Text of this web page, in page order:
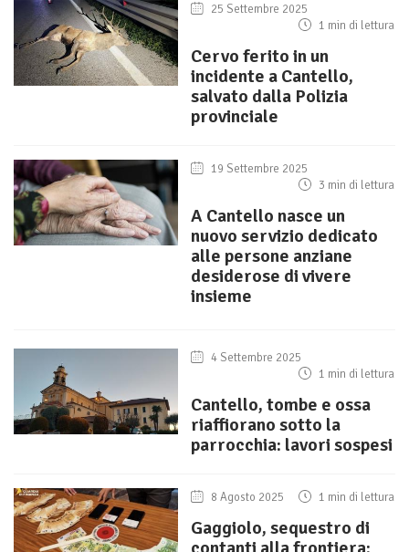
25 Settembre 2025
1 min di lettura
Cervo ferito in un
incidente a Cantello,
salvato dalla Polizia
provinciale
19 Settembre 2025
3 min di lettura
A Cantello nasce un
nuovo servizio dedicato
alle persone anziane
desiderose di vivere
insieme
4 Settembre 2025
1 min di lettura
Cantello, tombe e ossa
riaffiorano sotto la
parrocchia: lavori sospesi
8 Agosto 2025 1 min di lettura
Gaggiolo, sequestro di